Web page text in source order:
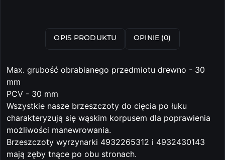
OPIS PRODUKTU OPINIE (0)
Max. grubość obrabianego przedmiotu drewno - 30
mm
PCV - 30 mm
Wszystkie nasze brzeszczoty do cięcia po łuku
charakteryzują się wąskim korpusem dla poprawienia
możliwości manewrowania.
Brzeszczoty wyrzynarki 4932265312 i 4932430143
mają zęby tnące po obu stronach.